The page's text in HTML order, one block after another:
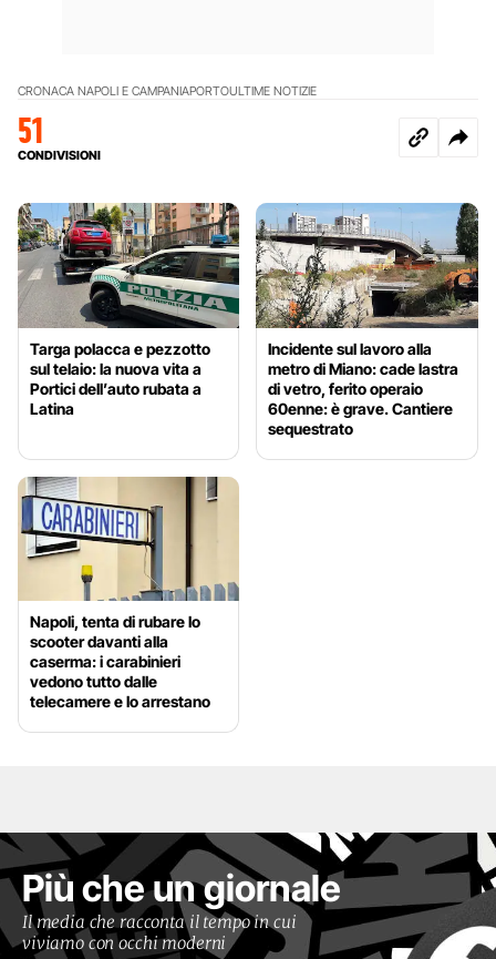
CRONACA NAPOLI E CAMPANIAPORTOULTIME NOTIZIE
51
CONDIVISIONI
Targa polacca e pezzotto
sul telaio: la nuova vita a
Portici dell’auto rubata a
Latina
Incidente sul lavoro alla
metro di Miano: cade lastra
di vetro, ferito operaio
60enne: è grave. Cantiere
sequestrato
Napoli, tenta di rubare lo
scooter davanti alla
caserma: i carabinieri
vedono tutto dalle
telecamere e lo arrestano
Più che un giornale
Il media che racconta il tempo in cui
viviamo con occhi moderni